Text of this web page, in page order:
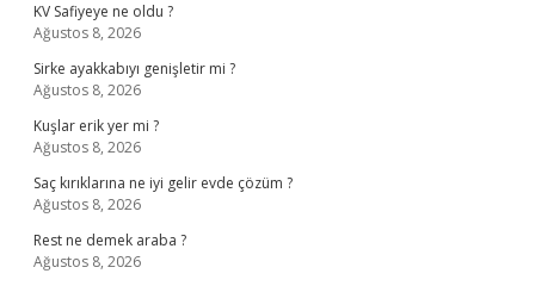
KV Safiyeye ne oldu ?
Ağustos 8, 2026
Sirke ayakkabıyı genişletir mi ?
Ağustos 8, 2026
Kuşlar erik yer mi ?
Ağustos 8, 2026
Saç kırıklarına ne iyi gelir evde çözüm ?
Ağustos 8, 2026
Rest ne demek araba ?
Ağustos 8, 2026